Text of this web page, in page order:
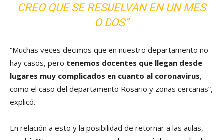
CREO QUE SE RESUELVAN EN UN MES
O DOS”
“Muchas veces decimos que en nuestro departamento no
hay casos, pero tenemos docentes que llegan desde
lugares muy complicados en cuanto al coronavirus,
como el caso del departamento Rosario y zonas cercanas”,
explicó.
En relación a esto y la posibilidad de retornar a las aulas,